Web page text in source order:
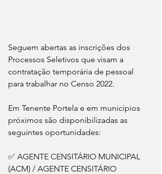
Seguem abertas as inscrições dos
Processos Seletivos que visam a
contratação temporária de pessoal
para trabalhar no Censo 2022.
Em Tenente Portela e em municípios
próximos são disponibilizadas as
seguintes oportunidades:
✅ AGENTE CENSITÁRIO MUNICIPAL
(ACM) / AGENTE CENSITÁRIO